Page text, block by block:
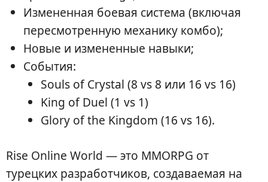
Измененная боевая система (включая
пересмотренную механику комбо);
Новые и измененные навыки;
События:
Souls of Crystal (8 vs 8 или 16 vs 16)
King of Duel (1 vs 1)
Glory of the Kingdom (16 vs 16).
Rise Online World — это MMORPG от
турецких разработчиков, создаваемая на